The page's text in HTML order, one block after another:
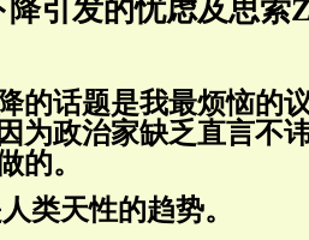
降引发的忧虑及思索
的话题是我最烦恼
为政治家缺乏直言不
的。
类天性的趋势。